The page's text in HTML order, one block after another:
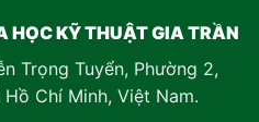
HỌC KỸ THUẬT GIA TRẦN
Trọng Tuyển, Phường 2,
Hồ Chí Minh, Việt Nam.